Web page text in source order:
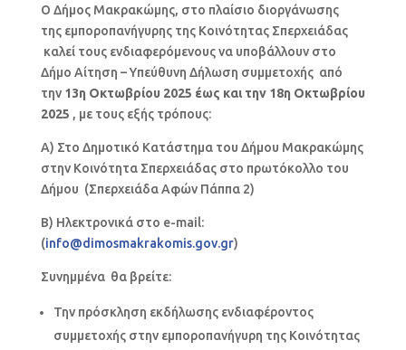
Ο Δήμος Μακρακώμης, στο πλαίσιο διοργάνωσης
της εμποροπανήγυρης της Κοινότητας Σπερχειάδας
καλεί τους ενδιαφερόμενους να υποβάλλουν στο
Δήμο Αίτηση – Υπεύθυνη Δήλωση συμμετοχής από
την 13η Οκτωβρίου 2025 έως και την 18η Οκτωβρίου
2025 , με τους εξής τρόπους:
Α) Στο Δημοτικό Κατάστημα του Δήμου Μακρακώμης
στην Κοινότητα Σπερχειάδας στο πρωτόκολλο του
Δήμου (Σπερχειάδα Αφών Πάππα 2)
Β) Ηλεκτρονικά στo e-mail:
(info@dimosmakrakomis.gov.gr)
Συνημμένα θα βρείτε:
Την πρόσκληση εκδήλωσης ενδιαφέροντος
συμμετοχής στην εμποροπανήγυρη της Κοινότητας